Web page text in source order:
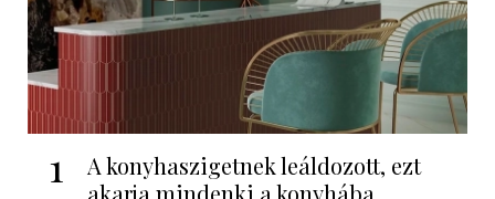
1
A konyhaszigetnek leáldozott, ezt
akarja mindenki a konyhába